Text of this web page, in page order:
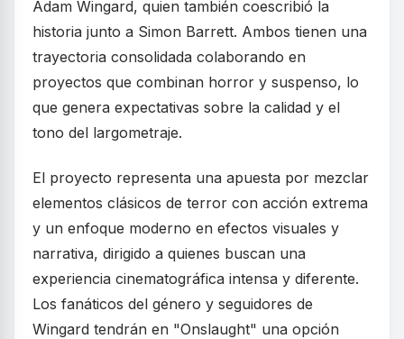
Adam Wingard, quien también coescribió la
historia junto a Simon Barrett. Ambos tienen una
trayectoria consolidada colaborando en
proyectos que combinan horror y suspenso, lo
que genera expectativas sobre la calidad y el
tono del largometraje.
El proyecto representa una apuesta por mezclar
elementos clásicos de terror con acción extrema
y un enfoque moderno en efectos visuales y
narrativa, dirigido a quienes buscan una
experiencia cinematográfica intensa y diferente.
Los fanáticos del género y seguidores de
Wingard tendrán en "Onslaught" una opción